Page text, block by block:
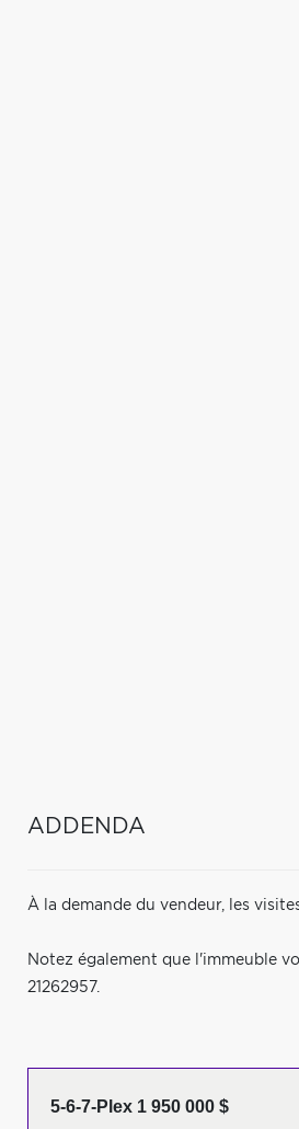
ADDENDA
À la demande du vendeur, les
Notez également que l'immeuble
21262957.
5-6-7-Plex 1 950 000 $